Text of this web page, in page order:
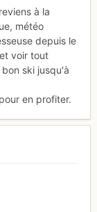
à la
météo
depuis le
voir tout
ski jusqu'à
en profiter.